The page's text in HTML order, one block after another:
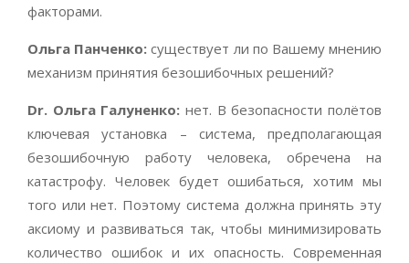
факторами.
Ольга Панченко: существует ли по Вашему мнению
механизм принятия безошибочных решений?
Dr. Ольга Галуненко: нет. В безопасности полётов
ключевая установка – система, предполагающая
безошибочную работу человека, обречена на
катастрофу. Человек будет ошибаться, хотим мы
того или нет. Поэтому система должна принять эту
аксиому и развиваться так, чтобы минимизировать
количество ошибок и их опасность. Современная